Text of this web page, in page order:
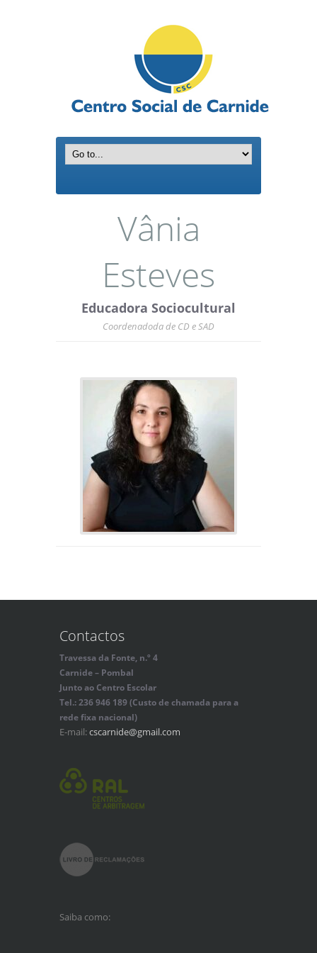
Vânia
Esteves
Educadora Sociocultural
Coordenadoda de CD e SAD
Contactos
Travessa da Fonte, n.º 4
Carnide – Pombal
Junto ao Centro Escolar
Tel.: 236 946 189 (Custo de chamada para a
rede fixa nacional)
E-mail:cscarnide@gmail.com
Saiba como: